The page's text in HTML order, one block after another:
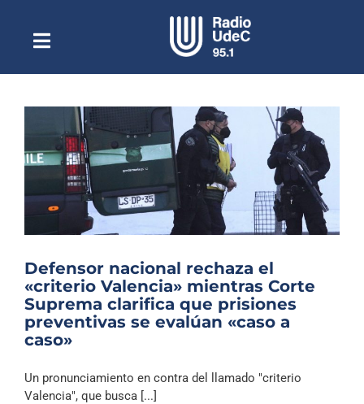
contenidoToggle
NavigationEscuchar Radio UdeC en vivo
Quiénes Somos
Programación
Podcast
Noticias
Columnas
Música Clásica
Archivo Sonoro
Defensor nacional rechaza el
«criterio Valencia» mientras Corte
Suprema clarifica que prisiones
preventivas se evalúan «caso a
caso»
Un pronunciamiento en contra del llamado "criterio
Valencia", que busca [...]